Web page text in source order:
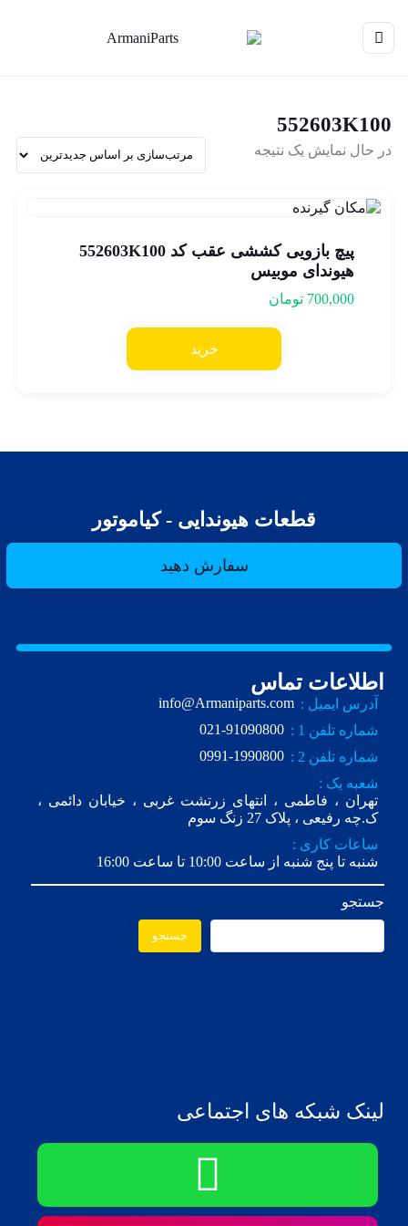
552603K100
در حال نمایش یک نتیجه
پیچ بازویی کششی عقب کد 552603K100
هیوندای موبیس
700,000 تومان
خرید
قطعات هیوندایی - کیاموتور
سفارش دهید
اطلاعات تماس
آدرس ایمیل : info@Armaniparts.com
شماره تلفن 1 :
021-91090800
شماره تلفن 2 :
0991-1990800
شعبه یک :
تهران ، فاطمی ، انتهای زرتشت غربی ، خیابان دائمی ،
ک.چه رفیعی ، پلاک 27 زنگ سوم
ساعات کاری :
شنبه تا پنج شنبه از ساعت 10:00 تا ساعت 16:00
جستجو
جستجو
لینک شبکه های اجتماعی